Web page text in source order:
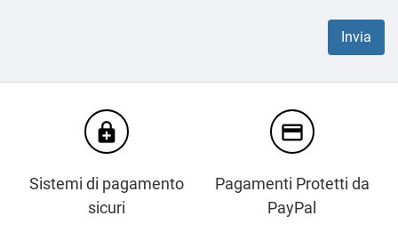
enhanced_encryption
Sistemi di pagamento
sicuri
credit_card
Pagamenti Protetti da
PayPal